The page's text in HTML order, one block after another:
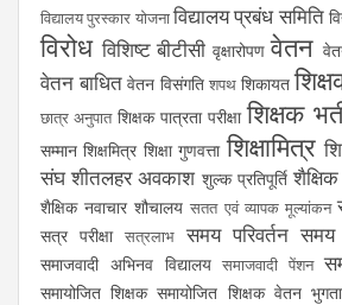
विद्यालय पुरस्कार योजनाविद्यालय प्रबंध समिति
विरोध विशिष्ट बीटीसी वृक्षारोपण वेतन
वेतन बाधित वेतन विसंगति शपथ शिकायत
छात्र अनुपात शिक्षक पात्रता परीक्षा शिक्षक
सम्मान शिक्षमित्र शिक्षा गुणवत्ता शिक्षामित्र
संघ शीतलहर अवकाश शुल्क प्रतिपूर्ति
शैक्षिक नवाचार शौचालय सतत एवं व्यापक मूल्यांकन
सत्र परीक्षा सत्रलाभ समय परिवर्तन समय
समाजवादी अभिनव विद्यालय समाजवादी पेंशन
समायोजित शिक्षक समायोजित शिक्षक वेतन